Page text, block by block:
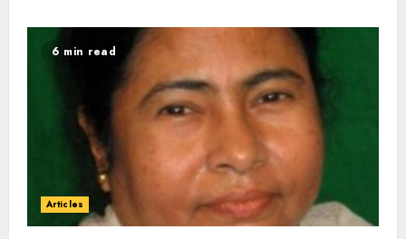
6 min read
Articles